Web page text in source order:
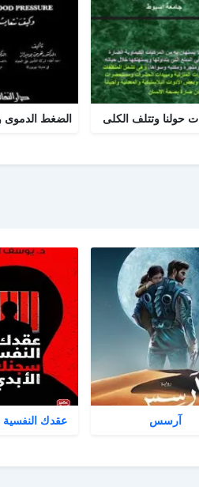
حولنا وتتلف الكلى
آرسس عقدك